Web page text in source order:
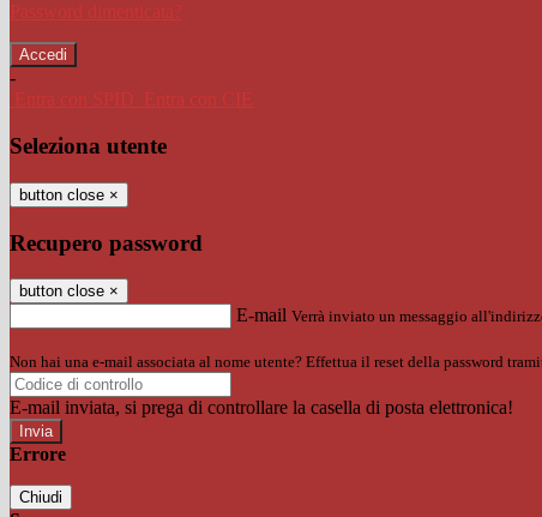
Password dimenticata?
-
Entra con SPID
Entra con CIE
Seleziona utente
button close ×
Recupero password
button close ×
E-mail Verrà inviato un messaggio
Non hai una e-mail associata al nome utente? Effettua il reset della password
E-mail inviata, si prega di controllare la casella di posta elettronica!
Errore
Chiudi